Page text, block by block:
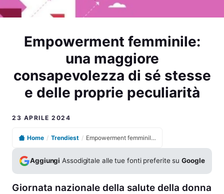
Empowerment femminile:
una maggiore
consapevolezza di sé stesse
e delle proprie peculiarità
23 APRILE 2024
Home / Trendiest / Empowerment femminile: una maggiore consapevolezza di sé stesse e delle proprie peculiarità
Aggiungi Assodigitale alle tue fonti preferite suGoogle
Giornata nazionale della salute della donna